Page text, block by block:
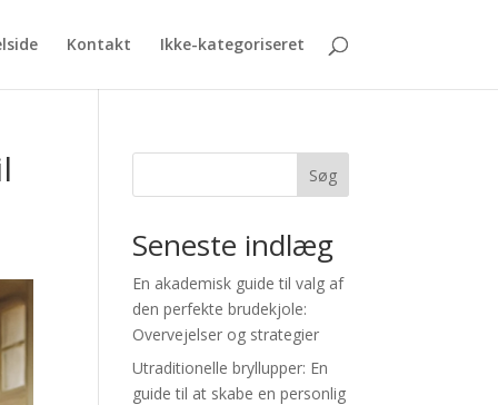
Kontakt Ikke-kategoriseret
Søg
Seneste indlæg
En akademisk guide til valg af
den perfekte brudekjole:
Overvejelser og strategier
Utraditionelle bryllupper: En
guide til at skabe en personlig